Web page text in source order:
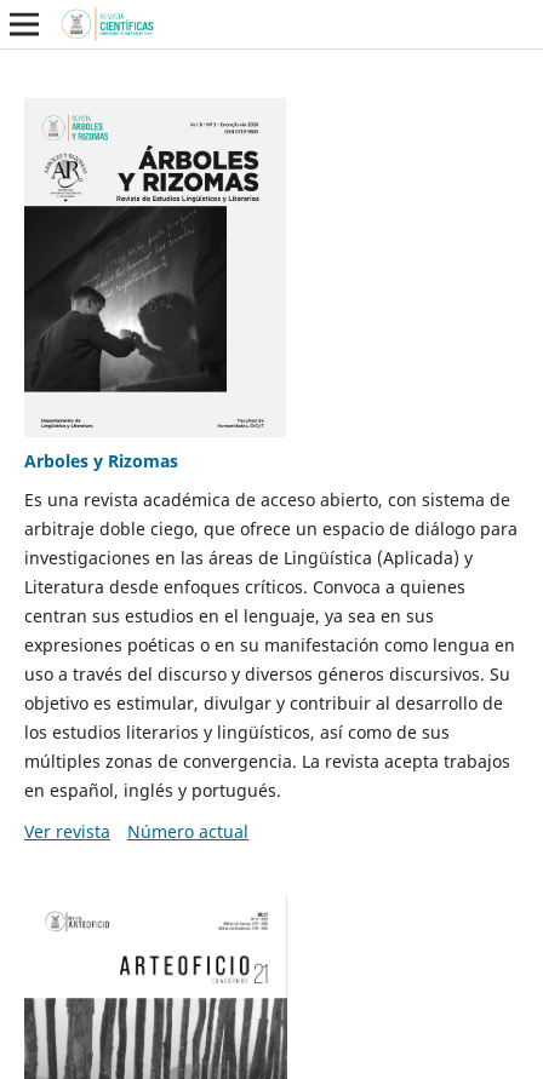
Arboles y Rizomas
Es una revista académica de acceso abierto, con sistema de
arbitraje doble ciego, que ofrece un espacio de diálogo para
investigaciones en las áreas de Lingüística (Aplicada) y
Literatura desde enfoques críticos. Convoca a quienes
centran sus estudios en el lenguaje, ya sea en sus
expresiones poéticas o en su manifestación como lengua en
uso a través del discurso y diversos géneros discursivos. Su
objetivo es estimular, divulgar y contribuir al desarrollo de
los estudios literarios y lingüísticos, así como de sus
múltiples zonas de convergencia. La revista acepta trabajos
en español, inglés y portugués.
Ver revista
Número actual